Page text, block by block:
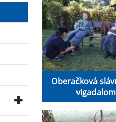
Oberačková